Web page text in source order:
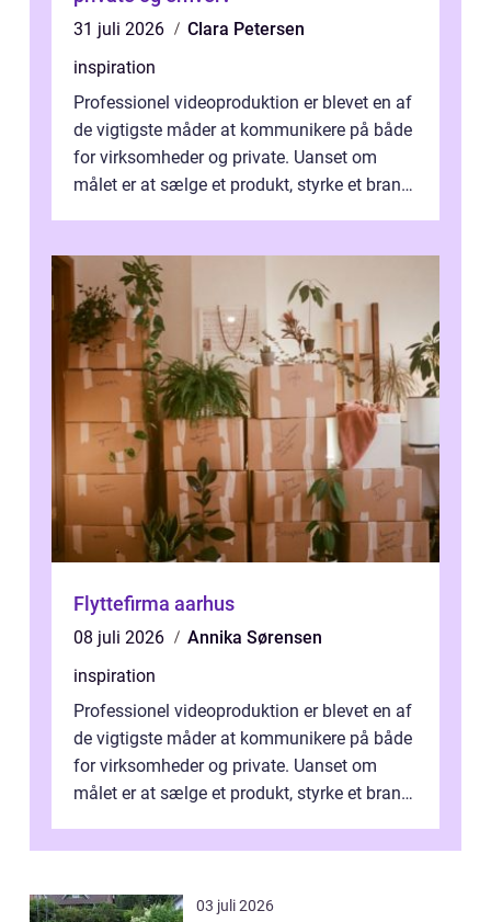
31 juli 2026
Clara Petersen
inspiration
Professionel videoproduktion er blevet en af
de vigtigste måder at kommunikere på både
for virksomheder og private. Uanset om
målet er at sælge et produkt, styrke et brand,
Flyttefirma aarhus
08 juli 2026
Annika Sørensen
inspiration
Professionel videoproduktion er blevet en af
de vigtigste måder at kommunikere på både
for virksomheder og private. Uanset om
målet er at sælge et produkt, styrke et brand,
03 juli 2026